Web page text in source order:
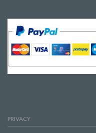
PRIVACY